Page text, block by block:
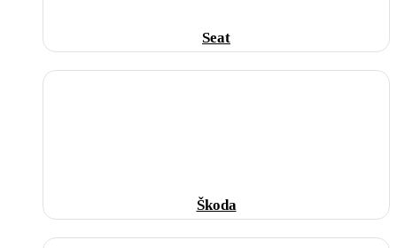
Seat
Škoda